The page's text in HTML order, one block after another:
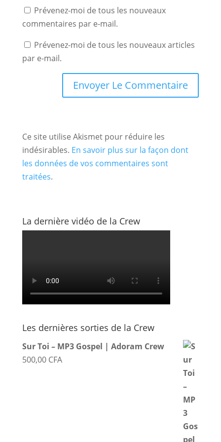
Prévenez-moi de tous les nouveaux
commentaires par e-mail.
Prévenez-moi de tous les nouveaux articles
par e-mail.
Ce site utilise Akismet pour réduire les
indésirables. En savoir plus sur la façon dont
les données de vos commentaires sont
traitées.
La dernière vidéo de la Crew
Les dernières sorties de la Crew
Sur Toi – MP3 Gospel | Adoram Crew
500,00 CFA